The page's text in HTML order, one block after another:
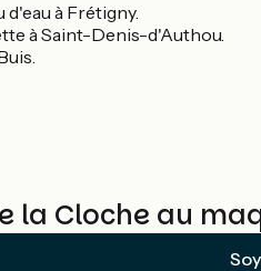
d'eau à Frétigny.
à Saint-Denis-d'Authou.
la Cloche au